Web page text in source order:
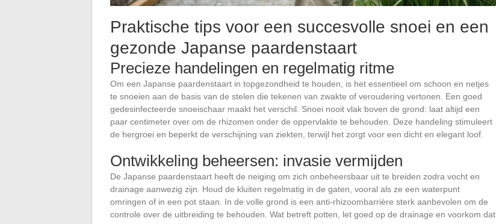
Praktische tips voor een succesvolle snoei en een
gezonde Japanse paardenstaart
Precieze handelingen en regelmatig ritme
Om een Japanse paardenstaart in topgezondheid te houden, is het essentieel om schoon en netjes
te snoeien aan de basis van de stelen die tekenen van zwakte of veroudering vertonen. Een goed
gedesinfecteerde snoeischaar maakt het verschil. Snoei nooit vlak boven de grond: laat altijd een
paar centimeter over om de rhizomen onder de oppervlakte te behouden. Deze handeling stimuleert
de hergroei en beperkt de verschijning van ziekten, terwijl het zorgt voor een dicht en elegant loof.
Ontwikkeling beheersen: invasie vermijden
De Japanse paardenstaart heeft de neiging om zich onbeheersbaar uit te breiden zodra vocht en
drainage aanwezig zijn. Houd de kluiten regelmatig in de gaten, vooral als ze een waterpunt
omringen of in een pot staan. In de volle grond is een anti-rhizoombarrière sterk aanbevolen om de
controle over de uitbreiding te behouden. Wat betreft potten, let goed op de drainage en voorkom dat